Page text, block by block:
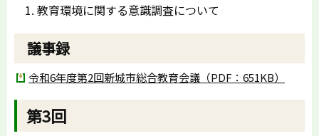
教育環境に関する意識調査について
議事録
令和6年度第2回新城市総合教育会議（PDF：651KB）
第3回